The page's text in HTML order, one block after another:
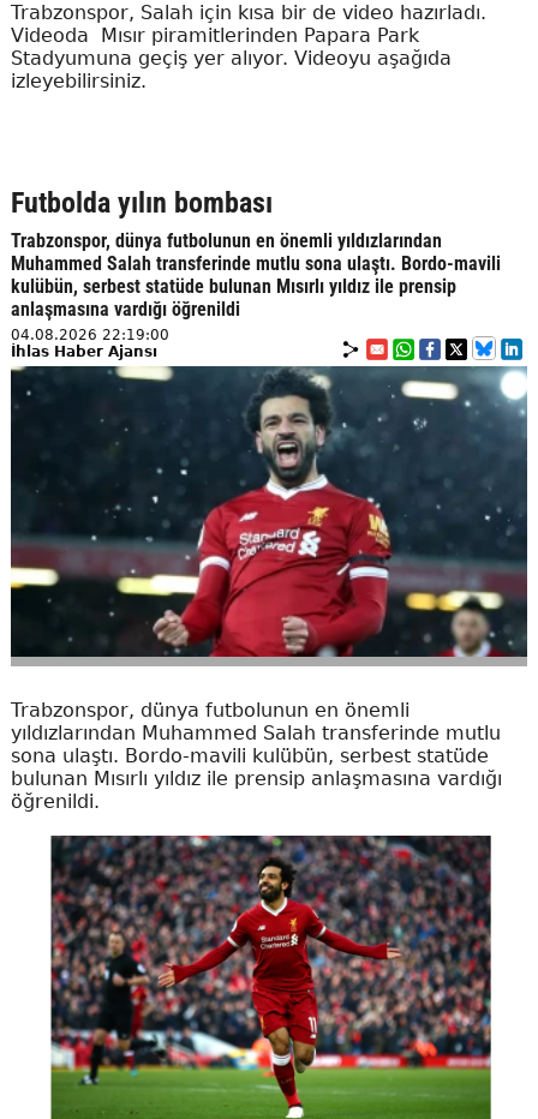
Trabzonspor, Salah için kısa bir de video hazırladı.
Videoda Mısır piramitlerinden Papara Park
Stadyumuna geçiş yer alıyor. Videoyu aşağıda
izleyebilirsiniz.
Futbolda yılın bombası
Trabzonspor, dünya futbolunun en önemli yıldızlarından
Muhammed Salah transferinde mutlu sona ulaştı. Bordo-mavili
kulübün, serbest statüde bulunan Mısırlı yıldız ile prensip
anlaşmasına vardığı öğrenildi
04.08.2026 22:19:00
İhlas Haber Ajansı
Trabzonspor, dünya futbolunun en önemli
yıldızlarından Muhammed Salah transferinde mutlu
sona ulaştı. Bordo-mavili kulübün, serbest statüde
bulunan Mısırlı yıldız ile prensip anlaşmasına vardığı
öğrenildi.